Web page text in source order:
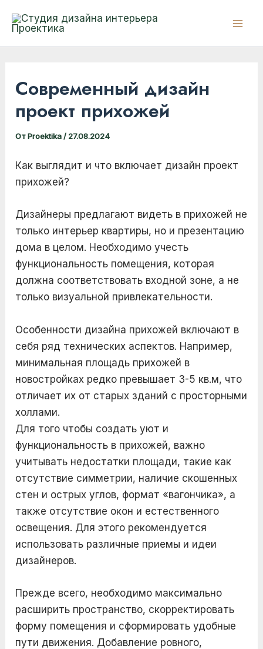
Современный дизайн
проект прихожей
ОтProektika/ 27.08.2024
Как выглядит и что включает дизайн проект
прихожей?
Дизайнеры предлагают видеть в прихожей не
только интерьер квартиры, но и презентацию
дома в целом. Необходимо учесть
функциональность помещения, которая
должна соответствовать входной зоне, а не
только визуальной привлекательности.
Особенности дизайна прихожей включают в
себя ряд технических аспектов. Например,
минимальная площадь прихожей в
новостройках редко превышает 3-5 кв.м, что
отличает их от старых зданий с просторными
холлами.
Для того чтобы создать уют и
функциональность в прихожей, важно
учитывать недостатки площади, такие как
отсутствие симметрии, наличие скошенных
стен и острых углов, формат «вагончика», а
также отсутствие окон и естественного
освещения. Для этого рекомендуется
использовать различные приемы и идеи
дизайнеров.
Прежде всего, необходимо максимально
расширить пространство, скорректировать
форму помещения и сформировать удобные
пути движения. Добавление ровного,